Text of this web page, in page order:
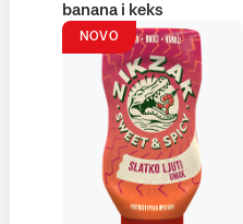
banana i keks
NOVO